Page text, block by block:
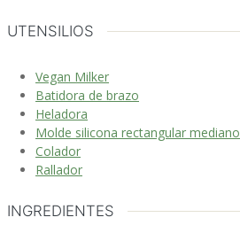
UTENSILIOS
Vegan Milker
Batidora de brazo
Heladora
Molde silicona rectangular mediano
Colador
Rallador
INGREDIENTES